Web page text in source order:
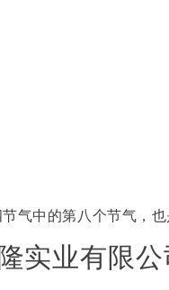
气中的第八个节气，
实业有限